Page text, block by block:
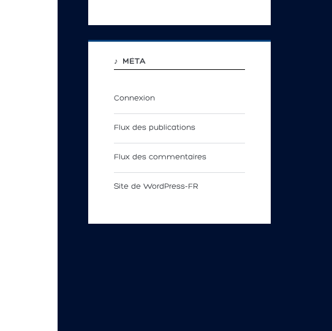
♪ MÉTA
Connexion
Flux des publications
Flux des commentaires
Site de WordPress-FR